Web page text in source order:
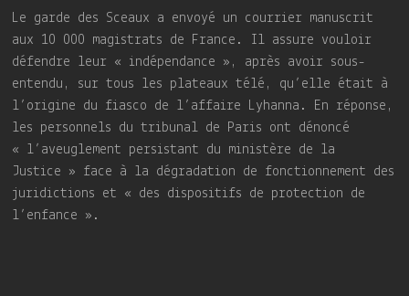
Le garde des Sceaux a envoyé un courrier manuscrit
aux 10 000 magistrats de France. Il assure vouloir
défendre leur « indépendance », après avoir sous-
entendu, sur tous les plateaux télé, qu’elle était à
l’origine du fiasco de l’affaire Lyhanna. En réponse,
les personnels du tribunal de Paris ont dénoncé
« l’aveuglement persistant du ministère de la
Justice » face à la dégradation de fonctionnement des
juridictions et « des dispositifs de protection de
l’enfance ».